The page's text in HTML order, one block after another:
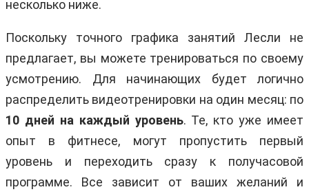
несколько ниже.
Поскольку точного графика занятий Лесли не
предлагает, вы можете тренироваться по своему
усмотрению. Для начинающих будет логично
распределить видеотренировки на один месяц: по
10 дней на каждый уровень. Те, кто уже имеет
опыт в фитнесе, могут пропустить первый
уровень и переходить сразу к получасовой
программе. Все зависит от ваших желаний и